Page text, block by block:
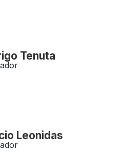
Tenuta
Leonidas